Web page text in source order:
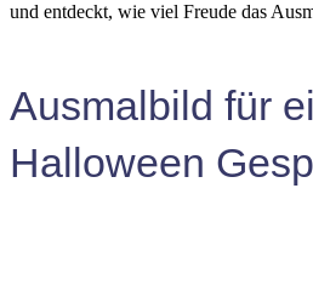
und entdeckt, wie viel Freude das
Ausmalbild für
Halloween